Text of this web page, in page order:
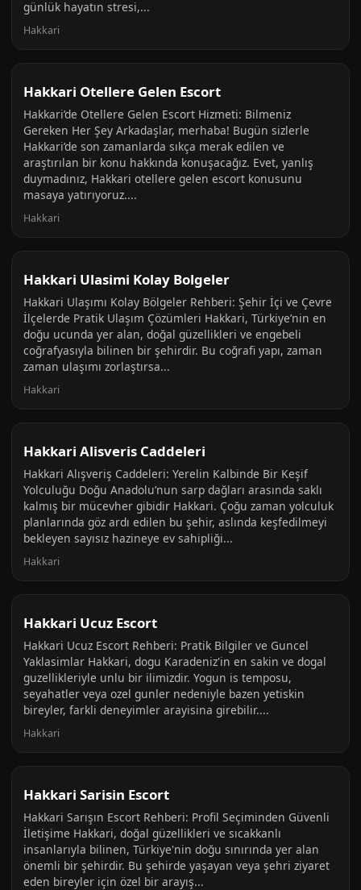
günlük hayatın stresi,...
Hakkari
Hakkari Otellere Gelen Escort
Hakkari’de Otellere Gelen Escort Hizmeti: Bilmeniz
Gereken Her Şey Arkadaşlar, merhaba! Bugün sizlerle
Hakkari’de son zamanlarda sıkça merak edilen ve
araştırılan bir konu hakkında konuşacağız. Evet, yanlış
duymadınız, Hakkari otellere gelen escort konusunu
masaya yatırıyoruz....
Hakkari
Hakkari Ulasimi Kolay Bolgeler
Hakkari Ulaşımı Kolay Bölgeler Rehberi: Şehir İçi ve Çevre
İlçelerde Pratik Ulaşım Çözümleri Hakkari, Türkiye’nin en
doğu ucunda yer alan, doğal güzellikleri ve engebeli
coğrafyasıyla bilinen bir şehirdir. Bu coğrafi yapı, zaman
zaman ulaşımı zorlaştırsa...
Hakkari
Hakkari Alisveris Caddeleri
Hakkari Alışveriş Caddeleri: Yerelin Kalbinde Bir Keşif
Yolculuğu Doğu Anadolu’nun sarp dağları arasında saklı
kalmış bir mücevher gibidir Hakkari. Çoğu zaman yolculuk
planlarında göz ardı edilen bu şehir, aslında keşfedilmeyi
bekleyen sayısız hazineye ev sahipliği...
Hakkari
Hakkari Ucuz Escort
Hakkari Ucuz Escort Rehberi: Pratik Bilgiler ve Guncel
Yaklasimlar Hakkari, dogu Karadeniz'in en sakin ve dogal
guzellikleriyle unlu bir ilimizdir. Yogun is temposu,
seyahatler veya ozel gunler nedeniyle bazen yetiskin
bireyler, farkli deneyimler arayisina girebilir....
Hakkari
Hakkari Sarisin Escort
Hakkari Sarışın Escort Rehberi: Profil Seçiminden Güvenli
İletişime Hakkari, doğal güzellikleri ve sıcakkanlı
insanlarıyla bilinen, Türkiye'nin doğu sınırında yer alan
önemli bir şehirdir. Bu şehirde yaşayan veya şehri ziyaret
eden bireyler için özel bir arayış...